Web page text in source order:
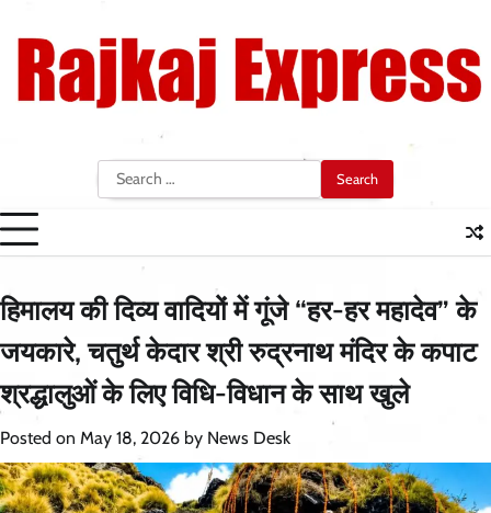
content
Search
for:
हिमालय की दिव्य वादियों में गूंजे “हर-हर महादेव” के
जयकारे, चतुर्थ केदार श्री रुद्रनाथ मंदिर के कपाट
श्रद्धालुओं के लिए विधि-विधान के साथ खुले
Posted on May 18, 2026 by News Desk